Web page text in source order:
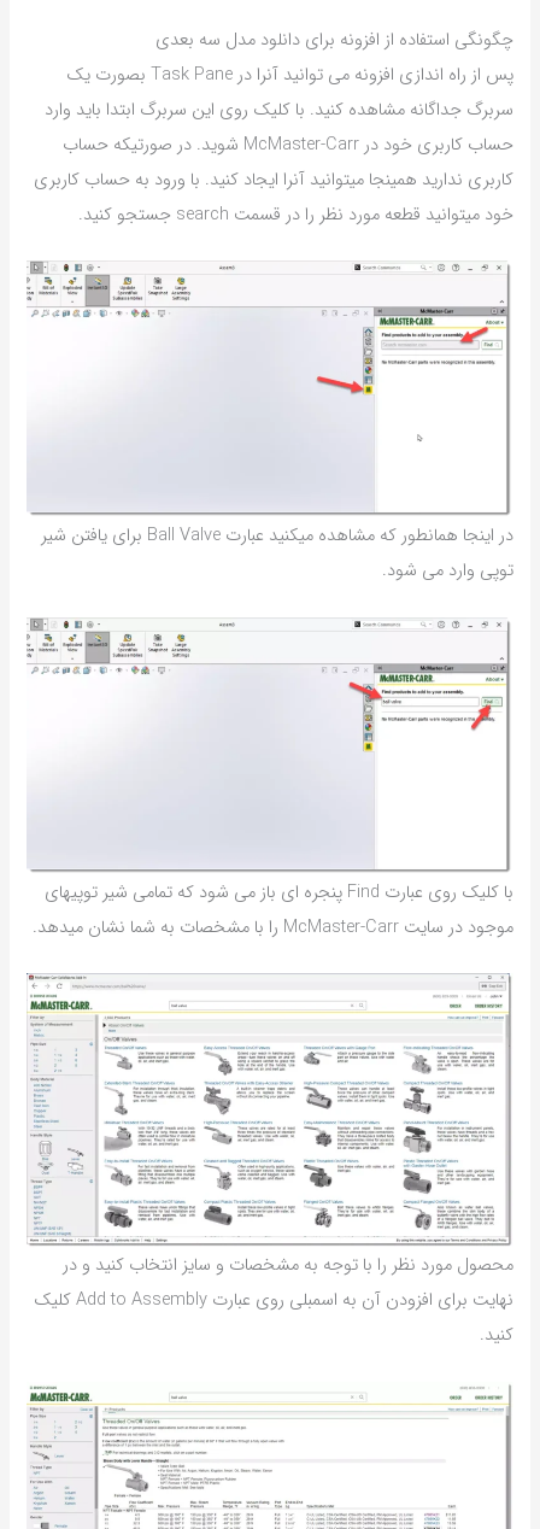
چگونگی استفاده از افزونه برای دانلود مدل سه بعدی
پس از راه اندازی افزونه می توانید آنرا در Task Pane بصورت یک
سربرگ جداگانه مشاهده کنید. با کلیک روی این سربرگ ابتدا باید وارد
حساب کاربری خود در McMaster-Carr شوید. در صورتیکه حساب
کاربری ندارید همینجا میتوانید آنرا ایجاد کنید. با ورود به حساب کاربری
خود میتوانید قطعه مورد نظر را در قسمت search جستجو کنید.
در اینجا همانطور که مشاهده میکنید عبارت Ball Valve برای یافتن شیر
توپی وارد می شود.
با کلیک روی عبارت Find پنجره ای باز می شود که تمامی شیر توپیهای
موجود در سایت McMaster-Carr را با مشخصات به شما نشان میدهد.
محصول مورد نظر را با توجه به مشخصات و سایز انتخاب کنید و در
نهایت برای افزودن آن به اسمبلی روی عبارت Add to Assembly کلیک
کنید.